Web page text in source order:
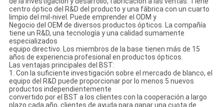
centro óptico del R&D del producto y una fábrica con un cuarto
limpio del mil-nivel. Puede emprender el ODM y
Negocio del OEM de diversos productos ópticos. La compañía
tiene un R&D, una tecnología y una calidad sumamente
especializados
equipo directivo. Los miembros de la base tienen más de 15
años de experiencia profesional en productos ópticos.
Las ventajas principales del BST:
1. Con la suficiente investigación sobre el mercado de blanco, el
equipo del R&D puede proporcionar por lo menos 5 nuevos
productos independientemente
convertido por el BST a los clientes con la cooperación a largo
plazo cada año, clientes de ayuda para ganar una cuota de